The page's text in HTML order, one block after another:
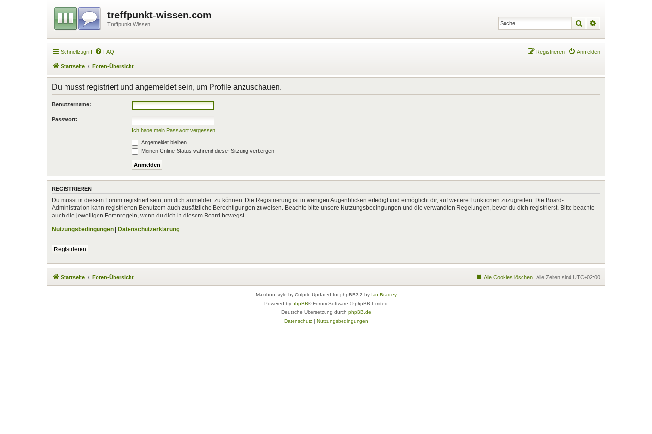
treffpunkt-wissen.com
Treffpunkt Wissen Suche
Schnellzugriff FAQ Anmelden
Registrieren
Startseite Foren-Übersicht
Du musst registriert und angemeldet sein, um Profile anzuschauen.
Benutzername:
Passwort:
Ich habe mein Passwort vergessen
Angemeldet bleiben
Meinen Online-Status während dieser Sitzung verbergen
REGISTRIEREN
Du musst in diesem Forum registriert sein, um dich anmelden zu können. Die Registrierung ist in wenigen Augenblicken erledigt und ermöglicht dir, auf weitere Funktionen zuzugreifen. Die Board-
Administration kann registrierten Benutzern auch zusätzliche Berechtigungen zuweisen. Beachte bitte unsere Nutzungsbedingungen und die verwandten Regelungen, bevor du dich registrierst. Bitte beachte
auch die jeweiligen Forenregeln, wenn du dich in diesem Board bewegst.
Nutzungsbedingungen
Datenschutzerklärung
Registrieren
Startseite Foren-Übersicht Alle Zeiten sind UTC+02:00
Alle Cookies löschen
Maxthon style by Culprit. Updated for phpBB3.2 by Ian Bradley
Powered by phpBB® Forum Software © phpBB Limited
Deutsche Übersetzung durch phpBB.de
Datenschutz| Nutzungsbedingungen